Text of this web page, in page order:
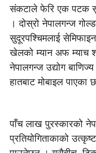
संकटाले फेरि एक पटक
। दोस्रो नेपालगन्ज
सुदूरपश्चिमलाई
खेलको म्यान अफ म्याच
नेपालगन्ज उद्योग
हातबाट मोबाइल पाएका
पाँच लाख पुरस्कारको
प्रतियोगिताकाको